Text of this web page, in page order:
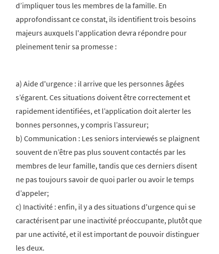
d’impliquer tous les membres de la famille. En
approfondissant ce constat, ils identifient trois besoins
majeurs auxquels l'application devra répondre pour
pleinement tenir sa promesse :
a) Aide d'urgence : il arrive que les personnes âgées
s’égarent. Ces situations doivent être correctement et
rapidement identifiées, et l’application doit alerter les
bonnes personnes, y compris l’assureur;
b) Communication : Les seniors interviewés se plaignent
souvent de n’être pas plus souvent contactés par les
membres de leur famille, tandis que ces derniers disent
ne pas toujours savoir de quoi parler ou avoir le temps
d’appeler;
c) Inactivité : enfin, il y a des situations d'urgence qui se
caractérisent par une inactivité préoccupante, plutôt que
par une activité, et il est important de pouvoir distinguer
les deux.